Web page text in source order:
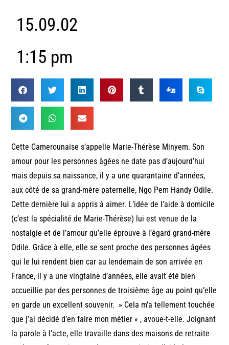
15.09.02
1:15 pm
Cette Camerounaise s’appelle Marie-Thérèse Minyem. Son
amour pour les personnes âgées ne date pas d’aujourd’hui
mais depuis sa naissance, il y a une quarantaine d’années,
aux côté de sa grand-mère paternelle, Ngo Pem Handy Odile.
Cette dernière lui a appris à aimer. L’idée de l’aide à domicile
(c’est la spécialité de Marie-Thérèse) lui est venue de la
nostalgie et de l’amour qu’elle éprouve à l’égard grand-mère
Odile. Grâce à elle, elle se sent proche des personnes âgées
qui le lui rendent bien car au lendemain de son arrivée en
France, il y a une vingtaine d’années, elle avait été bien
accueillie par des personnes de troisième âge au point qu’elle
en garde un excellent souvenir. » Cela m’a tellement touchée
que j’ai décidé d’en faire mon métier « , avoue-t-elle. Joignant
la parole à l’acte, elle travaille dans des maisons de retraite